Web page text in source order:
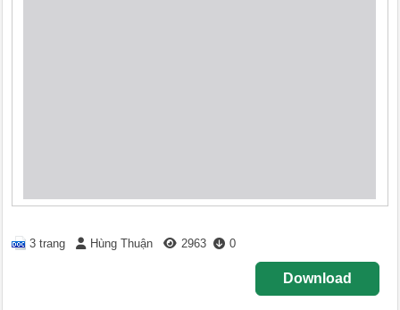
3 trang Hùng Thuận 2963 0
Download